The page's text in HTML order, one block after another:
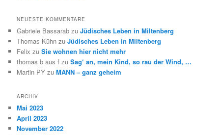
NEUESTE KOMMENTARE
Gabriele Bassarab zuJüdisches Leben in Miltenberg
Thomas Kühn zuJüdisches Leben in Miltenberg
Felix zuSie wohnen hier nicht mehr
thomas b aus f zuSag‘ an, mein Kind, so rau der Wind, …
Martin PY zuMANN – ganz geheim
ARCHIV
Mai 2023
April 2023
November 2022